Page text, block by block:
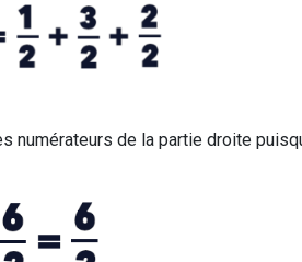
de la partie droite